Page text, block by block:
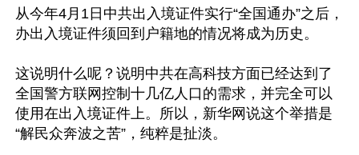
从今年4月1日中共出入境证件实行“全国通办”之后，
办出入境证件须回到户籍地的情况将成为历史。
这说明什么呢？说明中共在高科技方面已经达到了
全国警方联网控制十几亿人口的需求，并完全可以
使用在出入境证件上。所以，新华网说这个举措是
“解民众奔波之苦”，纯粹是扯淡。